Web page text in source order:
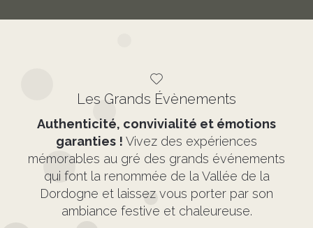
Les Grands Évènements
Authenticité, convivialité et émotions
garanties ! Vivez des expériences
mémorables au gré des grands événements
qui font la renommée de la Vallée de la
Dordogne et laissez vous porter par son
ambiance festive et chaleureuse.